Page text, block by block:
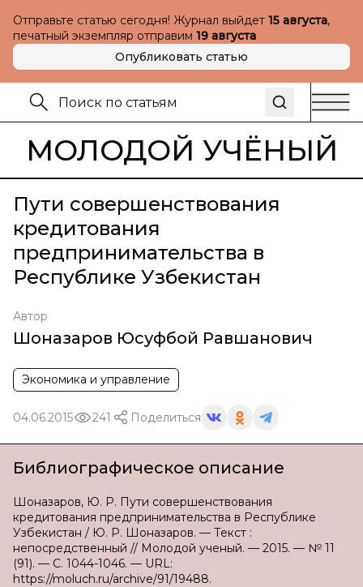
Отправьте статью сегодня! Журнал выйдет 15 августа,
печатный экземпляр отправим 19 августа
Опубликовать статью
МОЛОДОЙ УЧЁНЫЙ
Пути совершенствования
кредитования
предпринимательства в
Республике Узбекистан
Автор
Шоназаров Юсуфбой Равшанович
Экономика и управление
04.06.2015 241 Поделиться
Библиографическое описание
Шоназаров, Ю. Р. Пути совершенствования
кредитования предпринимательства в Республике
Узбекистан / Ю. Р. Шоназаров. — Текст :
непосредственный // Молодой ученый. — 2015. — № 11
(91). — С. 1044-1046. — URL:
https://moluch.ru/archive/91/19488.